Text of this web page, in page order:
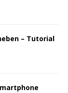
– Tutorial